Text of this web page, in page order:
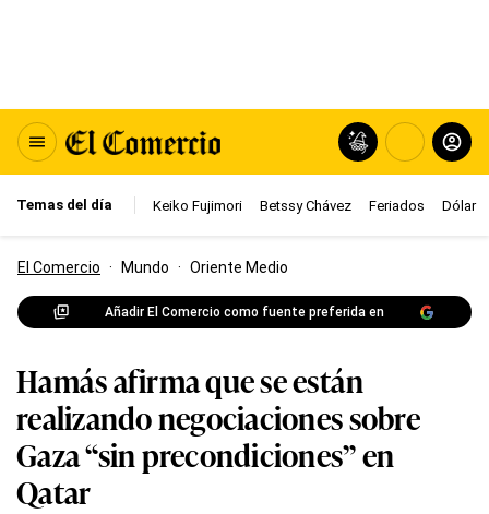
Temas del día Keiko Fujimori Betssy Chávez Feriados Dólar
El Comercio · Mundo · Oriente Medio
Añadir El Comercio como fuente preferida en
Hamás afirma que se están
realizando negociaciones sobre
Gaza “sin precondiciones” en
Qatar